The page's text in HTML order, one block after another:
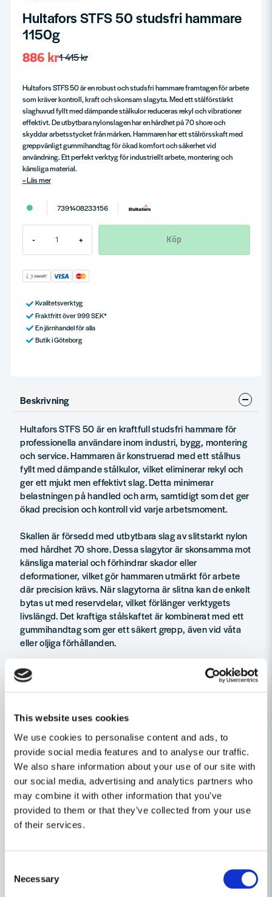
This website uses cookies
We use cookies to personalise content and ads, to
provide social media features and to analyse our traffic.
We also share information about your use of our site with
our social media, advertising and analytics partners who
may combine it with other information that you’ve
provided to them or that they’ve collected from your use
of their services.
Selection
Necessary
Hultafors STFS 50 studsfri hammare
1150g
1 415 kr
886 kr
Hultafors STFS 50 är en robust och studsfri hammare framtagen för arbete
som kräver kontroll, kraft och skonsam slagyta. Med ett stålförstärkt
slaghuvud fyllt med dämpande stålkulor reduceras rekyl och vibrationer
effektivt. De utbytbara nylonslagen har en hårdhet på 70 shore och
skyddar arbetsstycket från märken. Hammaren har ett stålrörsskaft med
greppvänligt gummihandtag för ökad komfort och säkerhet vid
användning. Ett perfekt verktyg för industriellt arbete, montering och
känsliga material.
Läs mer
7391408233156
- + Köp
Kvalitetsverktyg
Fraktfritt över 999 SEK*
En järnhandel för alla
Butik i Göteborg
Beskrivning
Hultafors STFS 50 är en kraftfull studsfri hammare för
professionella användare inom industri, bygg, montering
och service. Hammaren är konstruerad med ett stålhus
fyllt med dämpande stålkulor, vilket eliminerar rekyl och
ger ett mjukt men effektivt slag. Detta minimerar
belastningen på handled och arm, samtidigt som det ger
ökad precision och kontroll vid varje arbetsmoment.
Skallen är försedd med utbytbara slag av slitstarkt nylon
med hårdhet 70 shore. Dessa slagytor är skonsamma mot
känsliga material och förhindrar skador eller
deformationer, vilket gör hammaren utmärkt för arbete
där precision krävs. När slagytorna är slitna kan de enkelt
bytas ut med reservdelar, vilket förlänger verktygets
livslängd. Det kraftiga stålskaftet är kombinerat med ett
gummihandtag som ger ett säkert grepp, även vid våta
eller oljiga förhållanden.
Fördelar
Studsfritt huvud för reducerad rekyl och vibration
Skonsam mot känsliga material och arbetsstycken
Ergonomiskt gummihandtag för säkert grepp
Robust stålskaft för hög hållbarhet
Reservdelar tillgängliga för lång livslängd
Användningsområden
Lämplig för precisionsarbete inom montering, underhåll,
verkstadsindustri och bygg. Perfekt när du behöver ett
kontrollerat slag utan att skada underlaget, exempelvis
Skaftmaterial Stålrör